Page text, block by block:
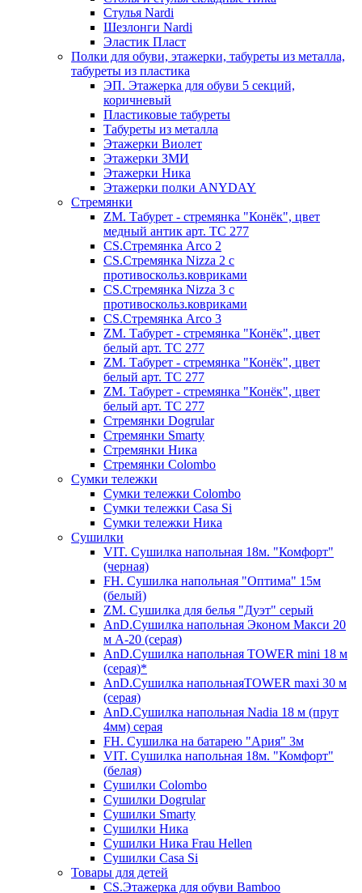
Стулья Nardi
Шезлонги Nardi
Эластик Пласт
Полки для обуви, этажерки, табуреты из металла,
табуреты из пластика
ЭП. Этажерка для обуви 5 секций,
коричневый
Пластиковые табуреты
Табуреты из металла
Этажерки Виолет
Этажерки ЗМИ
Этажерки Ника
Этажерки полки ANYDAY
Стремянки
ZM. Табурет - стремянка "Конёк", цвет
медный антик арт. ТС 277
CS.Стремянка Arco 2
CS.Стремянка Nizza 2 с
противоскольз.ковриками
CS.Стремянка Nizza 3 с
противоскольз.ковриками
CS.Стремянка Arco 3
ZM. Табурет - стремянка "Конёк", цвет
белый арт. ТС 277
ZM. Табурет - стремянка "Конёк", цвет
белый арт. ТС 277
ZM. Табурет - стремянка "Конёк", цвет
белый арт. ТС 277
Стремянки Dogrular
Стремянки Smarty
Стремянки Ника
Стремянки Сolombo
Сумки тележки
Сумки тележки Colombo
Сумки тележки Сasa Si
Сумки тележки Ника
Сушилки
VIT. Сушилка напольная 18м. "Комфорт"
(черная)
FH. Сушилка напольная "Оптима" 15м
(белый)
ZM. Сушилка для белья "Дуэт" серый
AnD.Сушилка напольная Эконом Макси 20
м А-20 (серая)
AnD.Сушилка напольная TOWER mini 18 м
(серая)*
AnD.Сушилка напольнаяTOWER maxi 30 м
(серая)
AnD.Сушилка напольная Nadia 18 м (прут
4мм) серая
FH. Сушилка на батарею "Ария" 3м
VIT. Сушилка напольная 18м. "Комфорт"
(белая)
Cушилки Colombo
Сушилки Dogrular
Сушилки Smarty
Сушилки Ника
Сушилки Ника Frau Hellen
Сушилки Сasa Si
Товары для детей
CS.Этажерка для обуви Bamboo